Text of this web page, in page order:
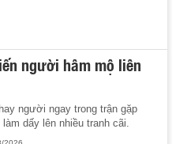
người hâm mộ liên
người ngay trong trận gặp
làm dấy lên nhiều tranh cãi.